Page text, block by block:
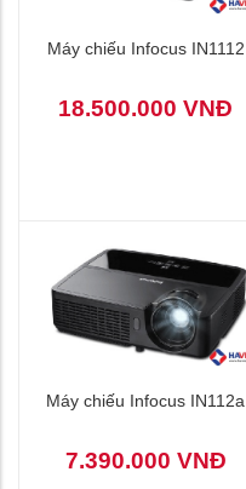
Máy chiếu Infocus IN1112
18.500.000 VNĐ
Máy chiếu Infocus IN112a
7.390.000 VNĐ